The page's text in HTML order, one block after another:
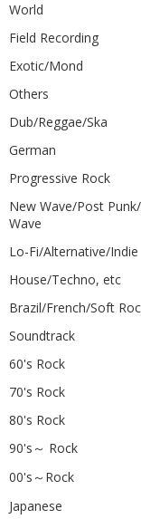
World
Field Recording
Exotic/Mond
Others
Dub/Reggae/Ska
German
Progressive Rock
New Wave/Post
Wave
Lo-Fi/Alternative/Indie
House/Techno, etc
Brazil/French/Soft
Soundtrack
60's Rock
70's Rock
80's Rock
90's～ Rock
00's～Rock
Japanese